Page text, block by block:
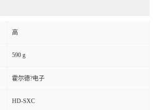
高
590 g
霍尔德?电子
HD-SXC